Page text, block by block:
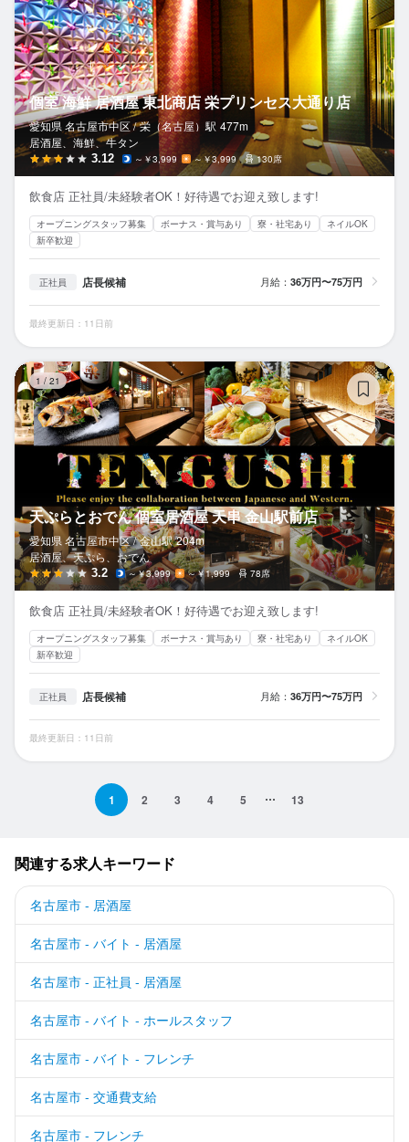
個室 海鮮 居酒屋 東北商店 栄プリンセス大通り店
愛知県 名古屋市中区 / 栄（名古屋） 駅 477m
居酒屋、海鮮、牛タン
3.12 ～￥3,999 ～￥3,999 130席
飲食店 正社員/未経験者OK！好待遇でお迎え致します!
オープニングスタッフ募集 ボーナス・賞与あり 寮・社宅あり
ネイルOK
新卒歓迎
正社員 店長候補 月給： 36万円〜75万円
最終更新日：11日前
1 / 21
天ぷらとおでん 個室居酒屋 天串 金山駅前店
愛知県 名古屋市中区 / 金山駅 204m
居酒屋、天ぷら、おでん
3.2 ～￥3,999 ～￥1,999 78席
飲食店 正社員/未経験者OK！好待遇でお迎え致します!
オープニングスタッフ募集 ボーナス・賞与あり 寮・社宅あり
ネイルOK
新卒歓迎
正社員 店長候補 月給： 36万円〜75万円
最終更新日：11日前
1 2 3 4 5 13
関連する求人キーワード
名古屋市 - 居酒屋
名古屋市 - バイト - 居酒屋
名古屋市 - 正社員 - 居酒屋
名古屋市 - バイト - ホールスタッフ
名古屋市 - バイト - フレンチ
名古屋市 - 交通費支給
名古屋市 - フレンチ